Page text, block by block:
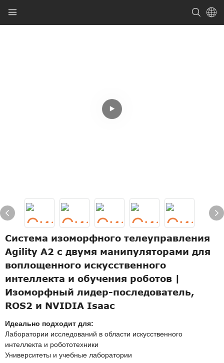
Система изоморфного телеуправления
Agility A2 с двумя манипуляторами для
воплощенного искусственного
интеллекта и обучения роботов |
Изоморфный лидер-последователь,
ROS2 и NVIDIA Isaac
Идеально подходит для:
Лаборатории исследований в области искусственного
интеллекта и робототехники
Университеты и учебные лаборатории